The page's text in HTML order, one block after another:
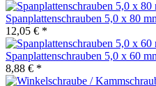
Spanplattenschrauben 5,0 x 80
12,05 € *
Spanplattenschrauben 5,0 x 60
8,88 € *